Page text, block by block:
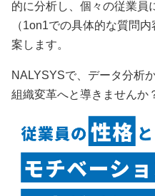
的に分析し、個々の従業員
（1on1での具体的な質問
案します。
NALYSYSで、データ分析
組織変革へと導きませんか